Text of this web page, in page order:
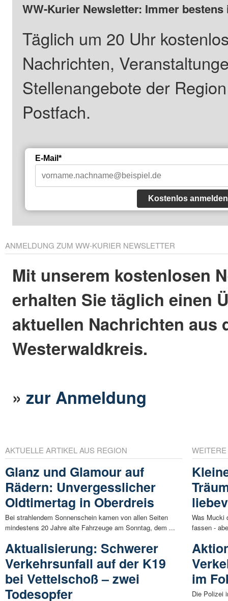
WW-Kurier Newsletter: Immer
Täglich um 20 Uhr
Nachrichten,
Stellenangebote der
Postfach.
E-Mail*
Kostenlos anmelden
ANMELDUNG ZUM WW-KURIER NEWSLETTER
Mit unserem kostenlosen
erhalten Sie täglich einen
aktuellen Nachrichten aus
Westerwaldkreis.
»zur Anmeldung
AKTUELLE ARTIKEL AUS REGION
Glanz und Glamour auf
Rädern: Unvergesslicher
Oldtimertag in Oberdreis
Bei strahlendem Sonnenschein kamen von allen Seiten
mindestens 20 Jahre alte Fahrzeuge am Sonntag, dem ...
Aktualisierung: Schwerer
Verkehrsunfall auf der K19
bei Vettelschoß – zwei
Todesopfer
Was Mucki
fassen -
im
Die Polizei